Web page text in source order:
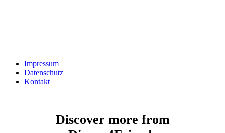
Impressum
Datenschutz
Kontakt
Discover more from